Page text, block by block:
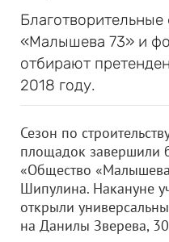
«Малышева 73» и
отбирают
2018 году.
Сезон по
площадок завершили
«Общество
Шипулина. Накануне
открыли
на Данилы Зверева,